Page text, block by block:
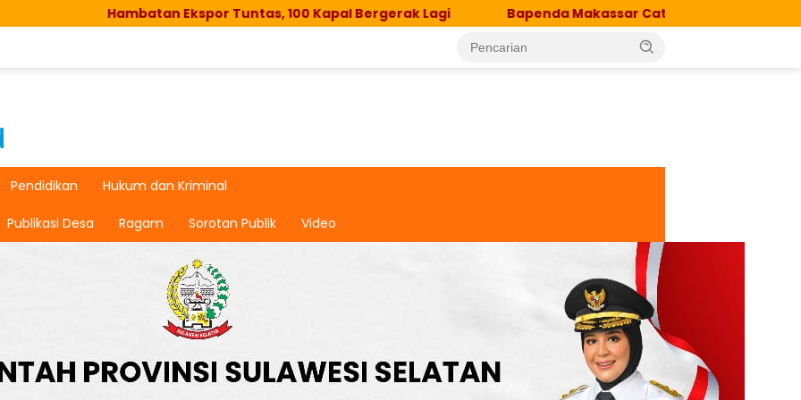
Ekspor Tuntas, 100 Kapal Bergerak Lagi Bapenda Makassar Catat Surplus Rp130 Miliar, Realisasi
Pendidikan Hukum dan Kriminal
Publikasi Desa Ragam Sorotan Publik Video